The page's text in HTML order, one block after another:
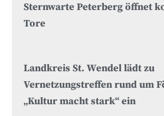
Sternwarte Peterberg öffnet
Tore
Landkreis St. Wendel lädt zu
Vernetzungstreffen rund um
„Kultur macht stark“ ein